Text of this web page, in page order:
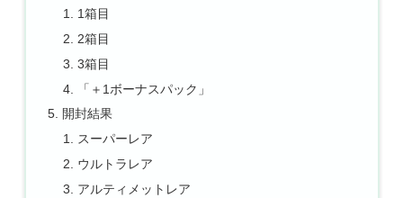
1箱目
2箱目
3箱目
「＋1ボーナスパック」
開封結果
スーパーレア
ウルトラレア
アルティメットレア